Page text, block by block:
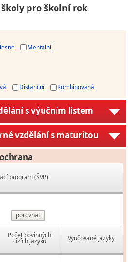
pro školní rok
Mentální
Distanční Kombinovaná
s výučním listem
vzdělání s maturitou
program (ŠVP)
porovnat
Počet povinných
cizích jazyků Vyučované jazyky